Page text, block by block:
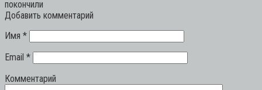
покончили
Добавить комментарий
Имя *
Email *
Комментарий